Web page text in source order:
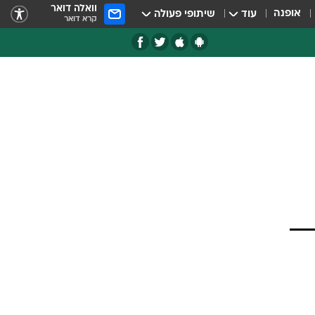
אופנה עוד שיתופי פעולה וואלה דואר
קרא דואר